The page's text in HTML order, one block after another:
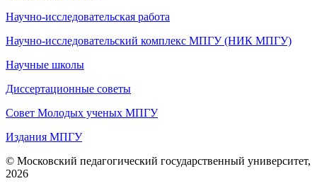
Научно-исследовательская работа
Научно-исследовательский комплекс МПГУ (НИК МПГУ)
Научные школы
Диссертационные советы
Совет Молодых ученых МПГУ
Издания МПГУ
© Московский педагогический государственный университет,
2026